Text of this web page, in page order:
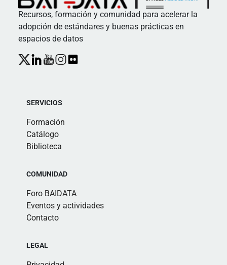
Recursos, formación y comunidad para acelerar la
adopción de estándares y buenas prácticas en
espacios de datos
SERVICIOS
Formación
Catálogo
Biblioteca
COMUNIDAD
Foro BAIDATA
Eventos y actividades
Contacto
LEGAL